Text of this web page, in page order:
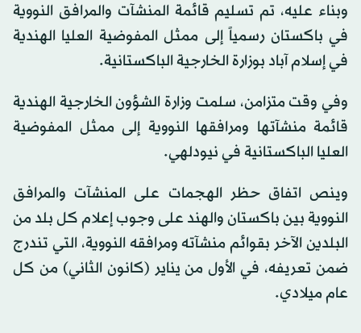
وبناء عليه، تم تسليم قائمة المنشآت والمرافق النووية
في باكستان رسمياً إلى ممثل المفوضية العليا الهندية
في إسلام آباد بوزارة الخارجية الباكستانية.
وفي وقت متزامن، سلمت وزارة الشؤون الخارجية الهندية
قائمة منشآتها ومرافقها النووية إلى ممثل المفوضية
العليا الباكستانية في نيودلهي.
وينص اتفاق حظر الهجمات على المنشآت والمرافق
النووية بين باكستان والهند على وجوب إعلام كل بلد من
البلدين الآخر بقوائم منشآته ومرافقه النووية، التي تندرج
ضمن تعريفه، في الأول من يناير (كانون الثاني) من كل
عام ميلادي.